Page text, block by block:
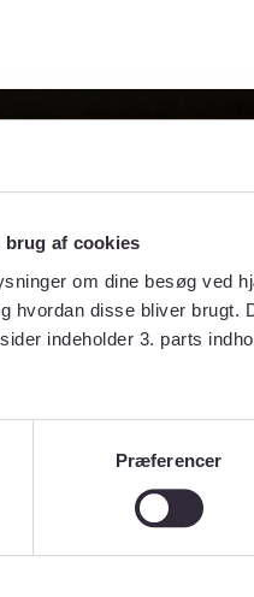
af cookies
om dine besøg ved
hvordan disse bliver
indeholder 3. parts
Præferencer